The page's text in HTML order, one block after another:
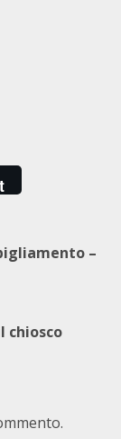
–
chiosco